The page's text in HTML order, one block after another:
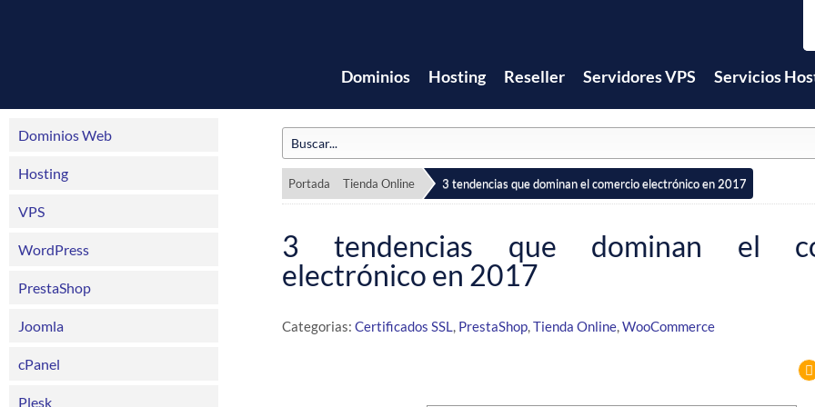
Dominios Hosting Reseller Servidores VPS Servicios
Dominios Web
Hosting
VPS
WordPress
PrestaShop
Joomla
cPanel
Plesk
Portada Tienda Online 3 tendencias que dominan el comercio electrónico en 2017
3 tendencias que dominan el
electrónico en 2017
Categorias: Certificados SSL, PrestaShop,Tienda Online,WooCommerce